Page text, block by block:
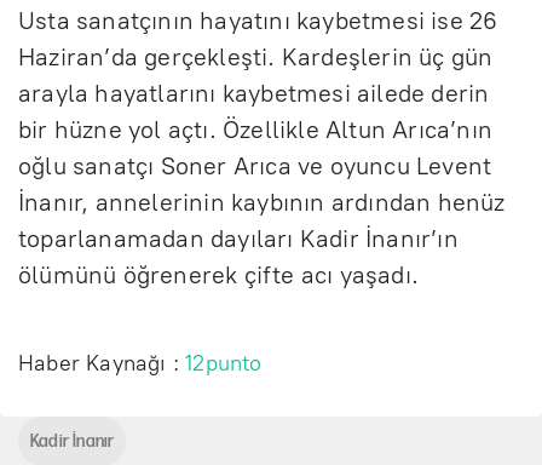
Usta sanatçının hayatını kaybetmesi ise 26
Haziran’da gerçekleşti. Kardeşlerin üç gün
arayla hayatlarını kaybetmesi ailede derin
bir hüzne yol açtı. Özellikle Altun Arıca’nın
oğlu sanatçı Soner Arıca ve oyuncu Levent
İnanır, annelerinin kaybının ardından henüz
toparlanamadan dayıları Kadir İnanır’ın
ölümünü öğrenerek çifte acı yaşadı.
Haber Kaynağı :12punto
Kadir İnanır